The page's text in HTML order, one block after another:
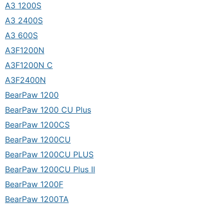
A3 1200S
A3 2400S
A3 600S
A3F1200N
A3F1200N C
A3F2400N
BearPaw 1200
BearPaw 1200 CU Plus
BearPaw 1200CS
BearPaw 1200CU
BearPaw 1200CU PLUS
BearPaw 1200CU Plus II
BearPaw 1200F
BearPaw 1200TA